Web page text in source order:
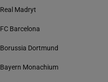
Real Madryt
FC Barcelona
Borussia Dortmund
Bayern Monachium